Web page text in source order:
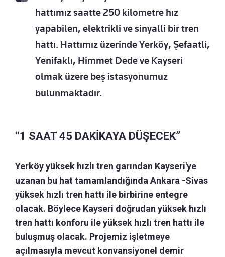
hattımız saatte 250 kilometre hız
yapabilen, elektrikli ve sinyalli bir tren
hattı. Hattımız üzerinde Yerköy, Şefaatli,
Yenifaklı, Himmet Dede ve Kayseri
olmak üzere beş istasyonumuz
bulunmaktadır.
“1 SAAT 45 DAKİKAYA DÜŞECEK”
Yerköy yüksek hızlı tren garından Kayseri'ye
uzanan bu hat tamamlandığında Ankara -Sivas
yüksek hızlı tren hattı ile birbirine entegre
olacak. Böylece Kayseri doğrudan yüksek hızlı
tren hattı konforu ile yüksek hızlı tren hattı ile
buluşmuş olacak. Projemiz işletmeye
açılmasıyla mevcut konvansiyonel demir